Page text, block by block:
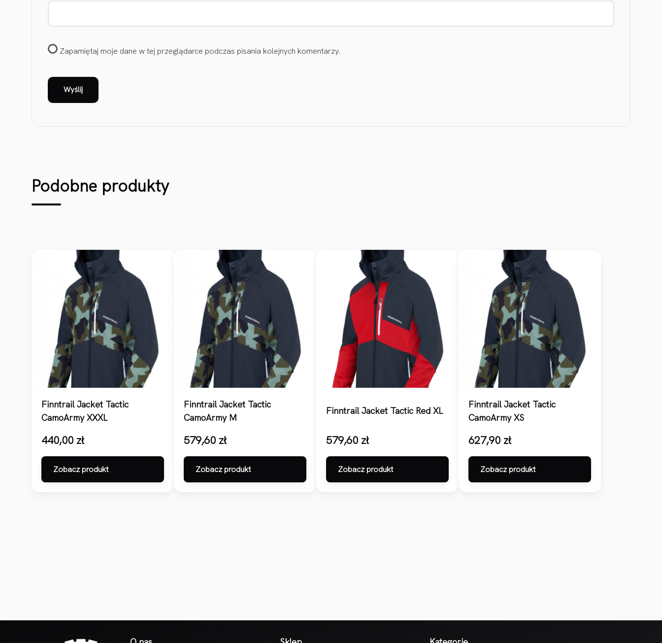
Zapamiętaj moje dane w tej przeglądarce podczas pisania kolejnych komentarzy.
Podobne produkty
Finntrail Jacket Tactic
CamoArmy XXXL
440,00 zł
Zobacz produkt
Finntrail Jacket Tactic
CamoArmy M
579,60 zł
Zobacz produkt
Finntrail Jacket Tactic Red XL
579,60 zł
Zobacz produkt
Finntrail Jacket Tactic
CamoArmy XS
627,90 zł
Zobacz produkt